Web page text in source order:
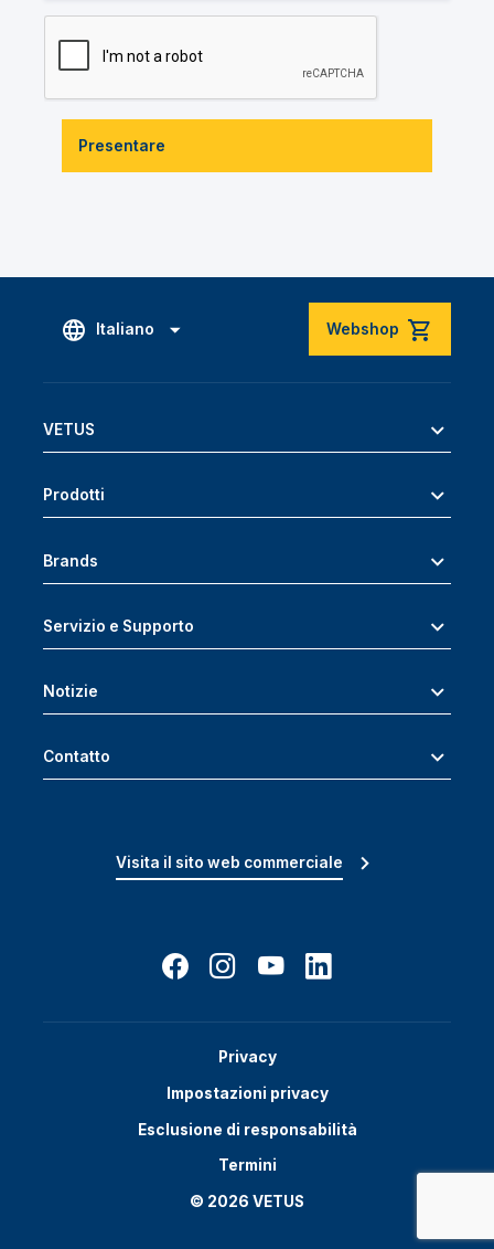
Presentare
Italiano Webshop
VETUS
Prodotti
Brands
Servizio e Supporto
Notizie
Contatto
Visita il sito web commerciale
Privacy
Impostazioni privacy
Esclusione di responsabilità
Termini
© 2026 VETUS